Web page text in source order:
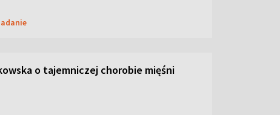
o tajemniczej chorobie mięśni